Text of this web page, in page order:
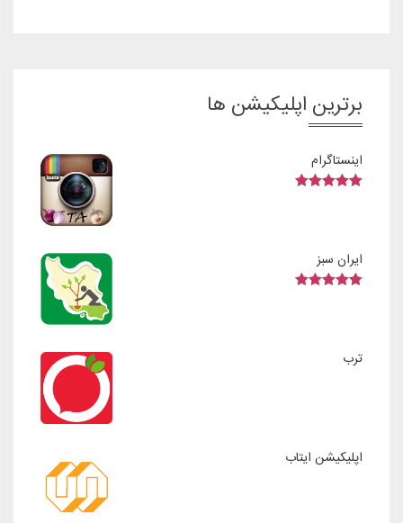
برترین اپلیکیشن ها
اینستاگرام
ایران سبز
ترب
اپلیکیشن ایتاب